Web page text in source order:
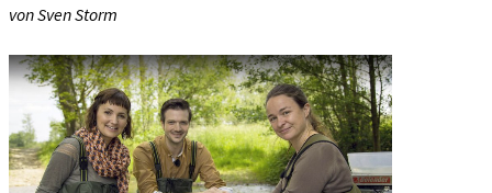
von Sven Storm